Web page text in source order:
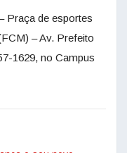
Praça de esportes
– Av. Prefeito
1629, no Campus